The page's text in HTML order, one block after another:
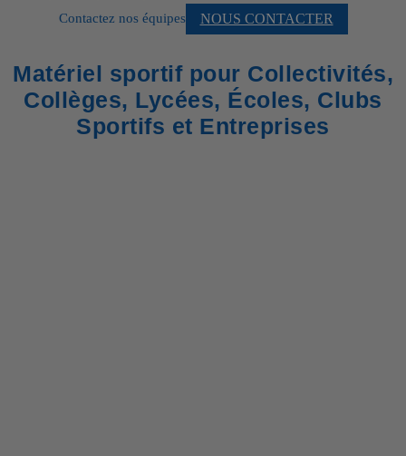
Contactez nos équipes NOUS CONTACTER
Matériel sportif pour Collectivités,
Collèges, Lycées, Écoles, Clubs
Sportifs et Entreprises